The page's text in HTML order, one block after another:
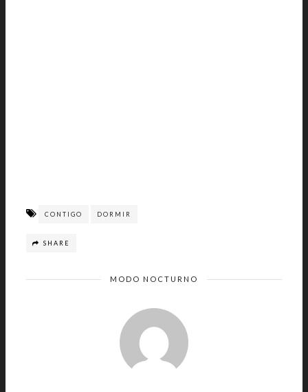
CONTIGO DORMIR
SHARE
MODO NOCTURNO